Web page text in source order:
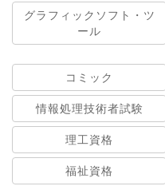
グラフィックソフト・ツ
ール
コミック
情報処理技術者試験
理工資格
福祉資格